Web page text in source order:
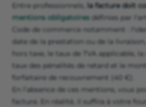
Entre professionnels, la facture doit
mentions obligatoires définies par
Code de commerce notamment :
date de la prestation ou de la
hors taxe, le taux de TVA applicable,
taux des pénalités de retard et le
forfaitaire de recouvrement (40 €).
En l’absence de ces mentions, vous
facture. En réalité, il suffira à votre